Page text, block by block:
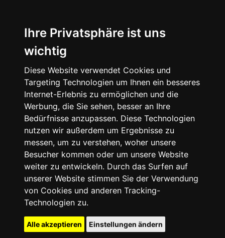
Ihre Privatsphäre ist uns
wichtig
Diese Website verwendet Cookies und
Targeting Technologien um Ihnen ein besseres
Internet-Erlebnis zu ermöglichen und die
Werbung, die Sie sehen, besser an Ihre
Bedürfnisse anzupassen. Diese Technologien
nutzen wir außerdem um Ergebnisse zu
messen, um zu verstehen, woher unsere
Besucher kommen oder um unsere Website
weiter zu entwickeln. Durch das Surfen auf
unserer Website stimmen Sie der Verwendung
von Cookies und anderen Tracking-
Technologien zu.
Alle akzeptieren Einstellungen ändern